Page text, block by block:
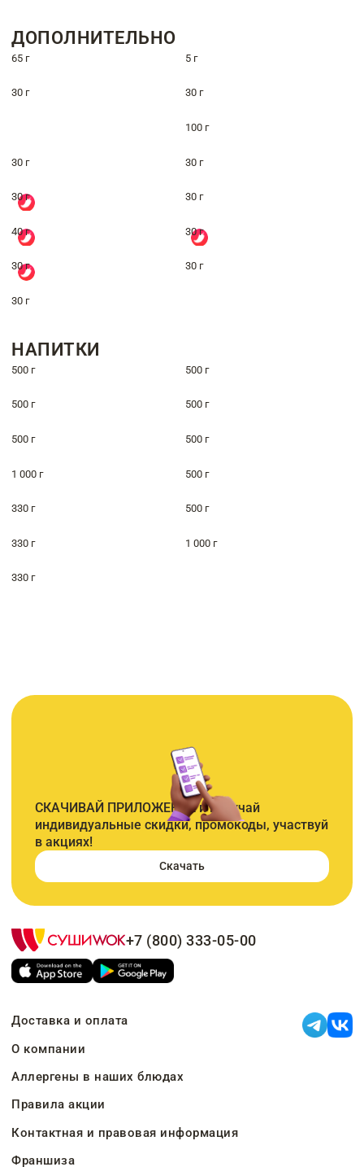
ДОПОЛНИТЕЛЬНО
65 г 5 г
30 г 30 г
100 г
30 г 30 г
30 г 30 г
40 г 30 г
30 г 30 г
30 г
НАПИТКИ
500 г 500 г
500 г 500 г
500 г 500 г
1 000 г 500 г
330 г 500 г
330 г 1 000 г
330 г
СКАЧИВАЙ ПРИЛОЖЕНИЕ и получай
индивидуальные скидки, промокоды, участвуй
в акциях!
Скачать
+7 (800) 333-05-00
Доставка и оплата
О компании
Аллергены в наших блюдах
Правила акции
Контактная и правовая информация
Франшиза